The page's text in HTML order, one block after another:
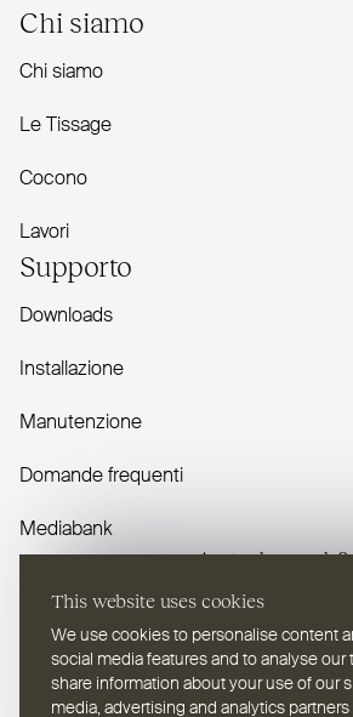
This website uses cookies
We use cookies to personalise content
social media features and to analyse our
share information about your use of our
media, advertising and analytics
Chi siamo
Chi siamo
Le Tissage
Cocono
Lavori
Supporto
Downloads
Installazione
Manutenzione
Domande frequenti
Mediabank
Avete domande?